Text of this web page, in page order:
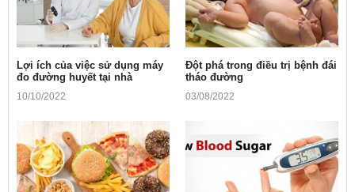
Lợi ích của việc sử dụng máy
đo đường huyết tại nhà
10/10/2022
Ðột phá trong điều trị bệnh đái
tháo đường
03/08/2022